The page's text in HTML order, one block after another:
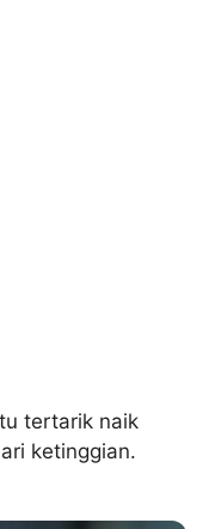
tertarik naik
ketinggian.